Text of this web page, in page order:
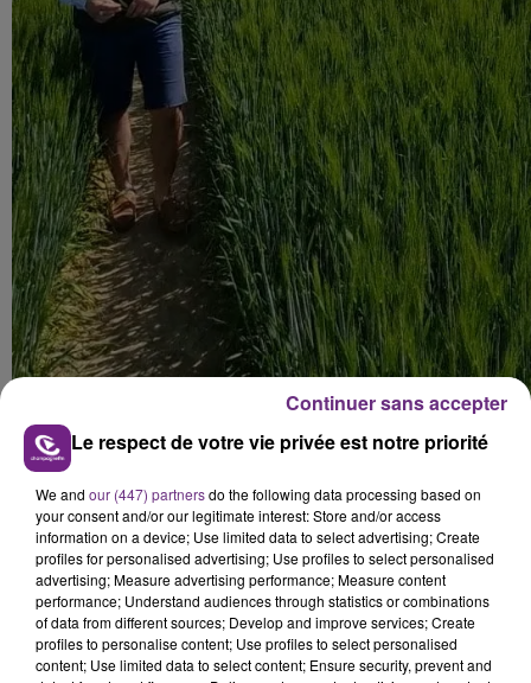
L'initiative, s'adresse aux adhérents des Jeunes
Agriculteurs. Pour participer, les célibataires doivent
remplir un formulaire de participation à réclamer
Le respect de votre vie privée est notre priorité
We and our (447) partnersdo the following data processing based on
your consent and/or our legitimate interest: Store and/or access
information on a device; Use limited data to select advertising; Create
profiles for personalised advertising; Use profiles to select personalised
advertising; Measure advertising performance; Measure content
performance; Understand audiences through statistics or combinations
of data from different sources; Develop and improve services; Create
profiles to personalise content; Use profiles to select personalised
content; Use limited data to select content; Ensure security, prevent and
Continuer sans accepter